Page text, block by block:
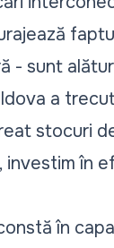
- sunt
a
stocuri
în
în